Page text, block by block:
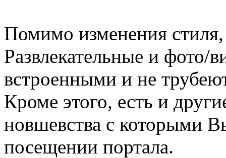
Помимо изменения
Развлекательные и фото/
встроенными и не
Кроме этого, есть и
новшевства с которыми
посещении портала.